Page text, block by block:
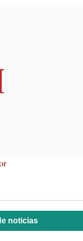
noticias